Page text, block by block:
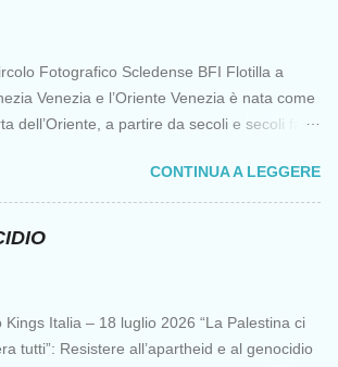
Fotografico Scledense BFI Flotilla a
Venezia e l’Oriente Venezia è nata come
dell’Oriente, a partire da secoli e secoli fa ai
cantierizzazione veneziane divennero preziose
tutti i crociati diretti a Gerusalemme. Proprio
fornirono ai veneziani l’occasione per
Duecento. Dal XIII al XV secolo Venezia
ad avere un ruolo fondamentale nei
CONTINUA A LEGGERE
Kings Italia – 18 luglio 2026 “La Palestina ci
tutti”: Resistere all’apartheid e al genocidio